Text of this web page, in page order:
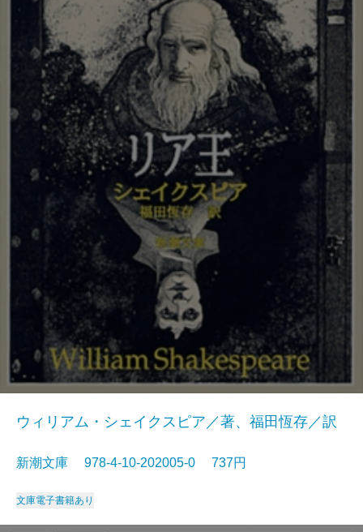
ウィリアム・シェイクスピア／著、福田恆存／訳
新潮文庫 978-4-10-202005-0 737円
文庫電子書籍あり